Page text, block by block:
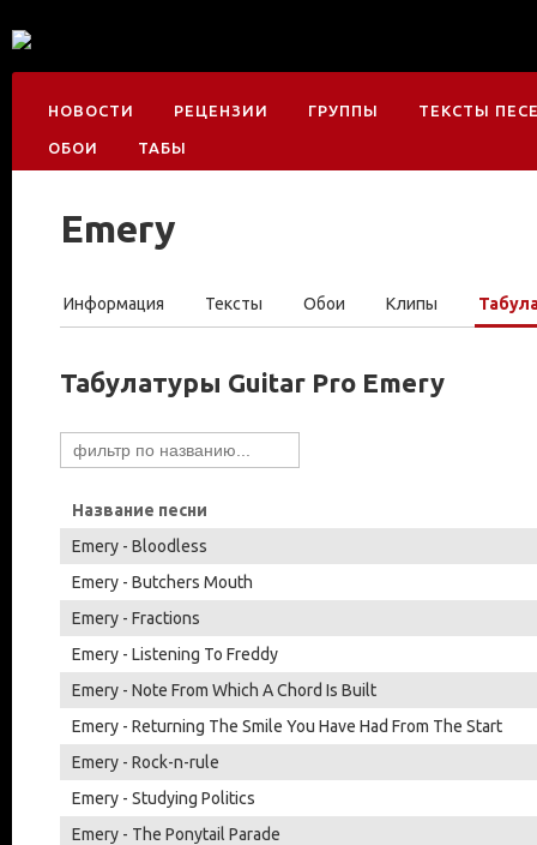
НОВОСТИ РЕЦЕНЗИИ ГРУППЫ ТЕКСТЫ
ОБОИ ТАБЫ
Emery
Информация Тексты Обои Клипы
Табулатуры Guitar Pro Emery
Название песни
Emery - Bloodless
Emery - Butchers Mouth
Emery - Fractions
Emery - Listening To Freddy
Emery - Note From Which A Chord Is Built
Emery - Returning The Smile You Have Had From The Start
Emery - Rock-n-rule
Emery - Studying Politics
Emery - The Ponytail Parade